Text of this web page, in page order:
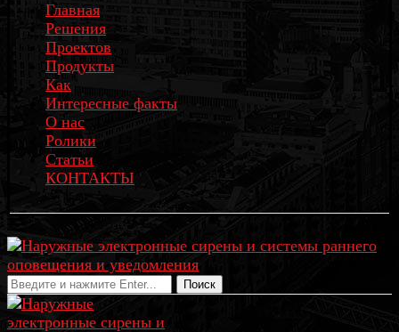
Главная
Решения
Проектов
Продукты
Как
Интересные факты
О нас
Ролики
Статьи
КОНТАКТЫ
Поиск